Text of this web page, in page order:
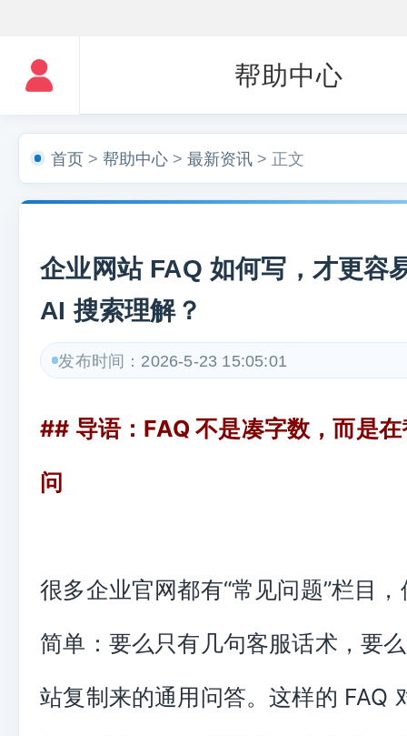
帮助中心
首页 >帮助中心 >最新资讯 > 正文
企业网站 FAQ 如何写，才更容
AI 搜索理解？
发布时间： 2026-5-23 15:05:01
## 导语：FAQ 不是凑字数，而是
问
很多企业官网都有“常见问题”栏目
简单：要么只有几句客服话术，要
站复制来的通用问答。这样的 FAQ